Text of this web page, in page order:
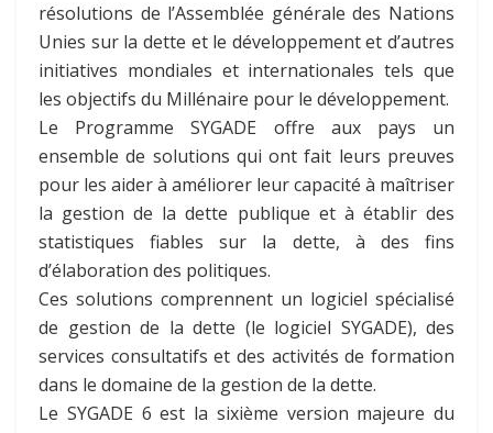
résolutions de l’Assemblée générale des Nations
Unies sur la dette et le développement et d’autres
initiatives mondiales et internationales tels que
les objectifs du Millénaire pour le développement.
Le Programme SYGADE offre aux pays un
ensemble de solutions qui ont fait leurs preuves
pour les aider à améliorer leur capacité à maîtriser
la gestion de la dette publique et à établir des
statistiques fiables sur la dette, à des fins
d’élaboration des politiques.
Ces solutions comprennent un logiciel spécialisé
de gestion de la dette (le logiciel SYGADE), des
services consultatifs et des activités de formation
dans le domaine de la gestion de la dette.
Le SYGADE 6 est la sixième version majeure du